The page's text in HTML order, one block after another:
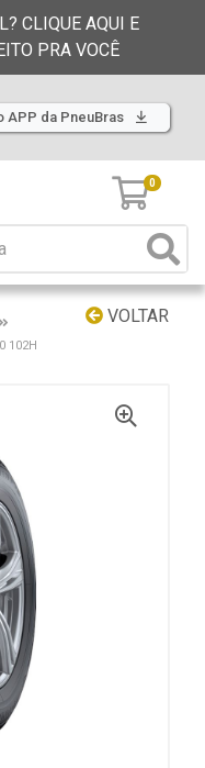
CLIQUE AQUI E
PRA VOCÊ
APP da PneuBras
0
VOLTAR
102H